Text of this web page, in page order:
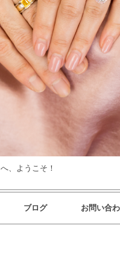
、ようこそ！
ブログ お問い合